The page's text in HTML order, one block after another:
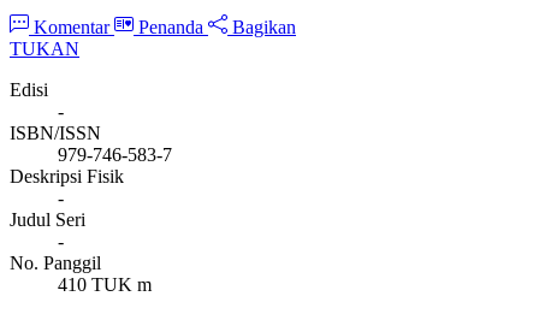
Komentar Penanda
Bagikan
TUKAN
Edisi
-
ISBN/ISSN
979-746-583-7
Deskripsi Fisik
-
Judul Seri
-
No. Panggil
410 TUK m